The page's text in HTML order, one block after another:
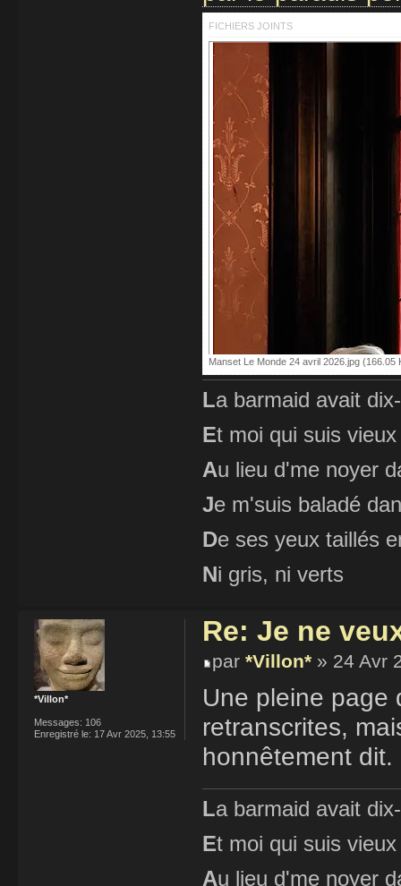
FICHIERS JOINTS
Manset Le Monde 24 avril 2026.jpg (166.05
La barmaid avait
Et moi qui suis
Au lieu d'me noyer
Je m'suis baladé
De ses yeux taillés
Ni gris, ni verts
Re: Je ne
par *Villon* » 24 Avr
Une pleine page
retranscrites,
honnêtement dit.
La barmaid avait
Et moi qui suis
Au lieu d'me noyer
*Villon*
Messages: 106
Enregistré le: 17 Avr 2025, 13:55